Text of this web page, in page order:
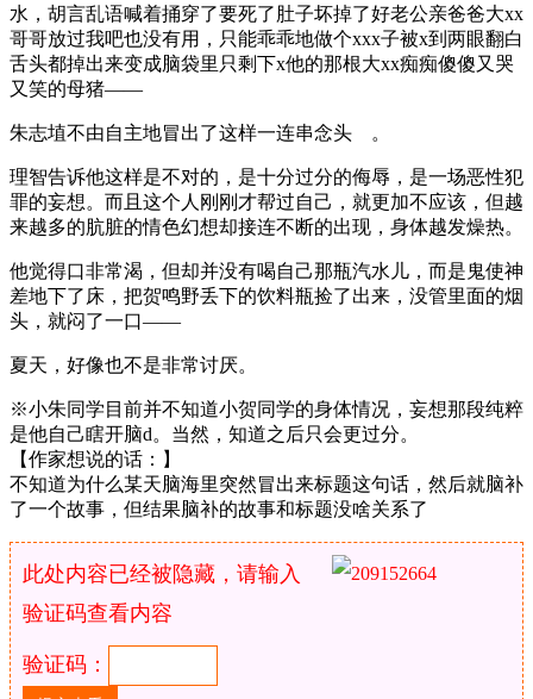
水，胡言乱语喊着捅穿了要死了肚子坏掉了好老公亲爸爸大xx
哥哥放过我吧也没有用，只能乖乖地做个xxx子被x到两眼翻白
舌头都掉出来变成脑袋里只剩下x他的那根大xx痴痴傻傻又哭
又笑的母猪——
朱志埴不由自主地冒出了这样一连串念头 。
理智告诉他这样是不对的，是十分过分的侮辱，是一场恶性犯
罪的妄想。而且这个人刚刚才帮过自己，就更加不应该，但越
来越多的肮脏的情色幻想却接连不断的出现，身体越发燥热。
他觉得口非常渴，但却并没有喝自己那瓶汽水儿，而是鬼使神
差地下了床，把贺鸣野丢下的饮料瓶捡了出来，没管里面的烟
头，就闷了一口——
夏天，好像也不是非常讨厌。
※小朱同学目前并不知道小贺同学的身体情况，妄想那段纯粹
是他自己瞎开脑d。当然，知道之后只会更过分。
【作家想说的话：】
不知道为什么某天脑海里突然冒出来标题这句话，然后就脑补
了一个故事，但结果脑补的故事和标题没啥关系了
此处内容已经被隐藏，请输入
验证码查看内容
验证码：